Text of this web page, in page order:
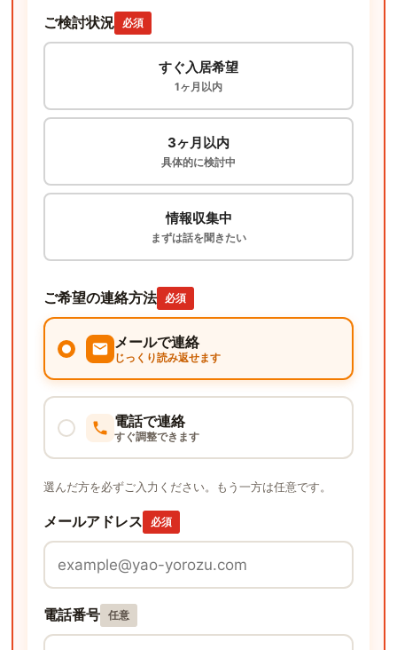
ご検討状況 必須
すぐ入居希望
1ヶ月以内
3ヶ月以内
具体的に検討中
情報収集中
まずは話を聞きたい
ご希望の連絡方法 必須
メールで連絡
じっくり読み返せます
電話で連絡
すぐ調整できます
選んだ方を必ずご入力ください。もう一方は任意です。
メールアドレス 必須
電話番号 任意